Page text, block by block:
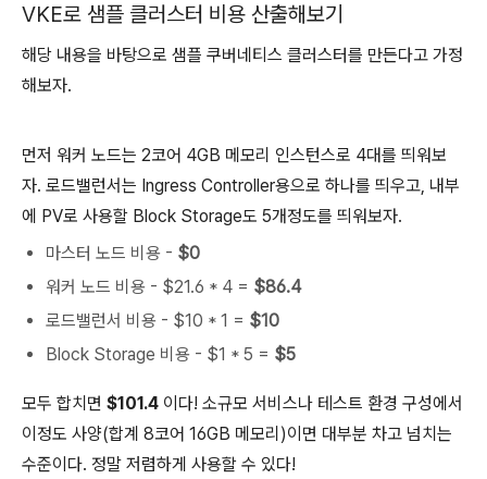
VKE로 샘플 클러스터 비용 산출해보기
해당 내용을 바탕으로 샘플 쿠버네티스 클러스터를 만든다고 가정
해보자.
먼저 워커 노드는 2코어 4GB 메모리 인스턴스로 4대를 띄워보
자. 로드밸런서는 Ingress Controller용으로 하나를 띄우고, 내부
에 PV로 사용할 Block Storage도 5개정도를 띄워보자.
마스터 노드 비용 - $0
워커 노드 비용 - $21.6 * 4 = $86.4
로드밸런서 비용 - $10 * 1 = $10
Block Storage 비용 - $1 * 5 = $5
모두 합치면 $101.4 이다! 소규모 서비스나 테스트 환경 구성에서
이정도 사양(합계 8코어 16GB 메모리)이면 대부분 차고 넘치는
수준이다. 정말 저렴하게 사용할 수 있다!